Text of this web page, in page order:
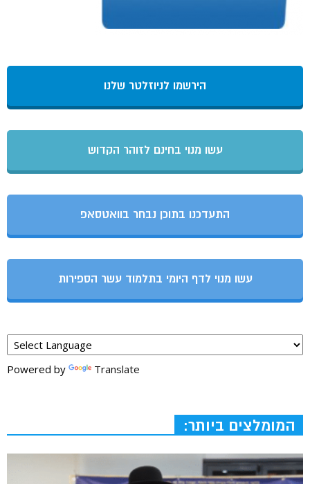
הירשמו לניוזלטר שלנו
עשו מנוי בחינם לזוהר הקדוש
התעדכנו בתוכן נבחר בוואטסאפ
עשו מנוי לדף היומי בתלמוד עשר הספירות
Powered by Translate
המומלצים ביותר: